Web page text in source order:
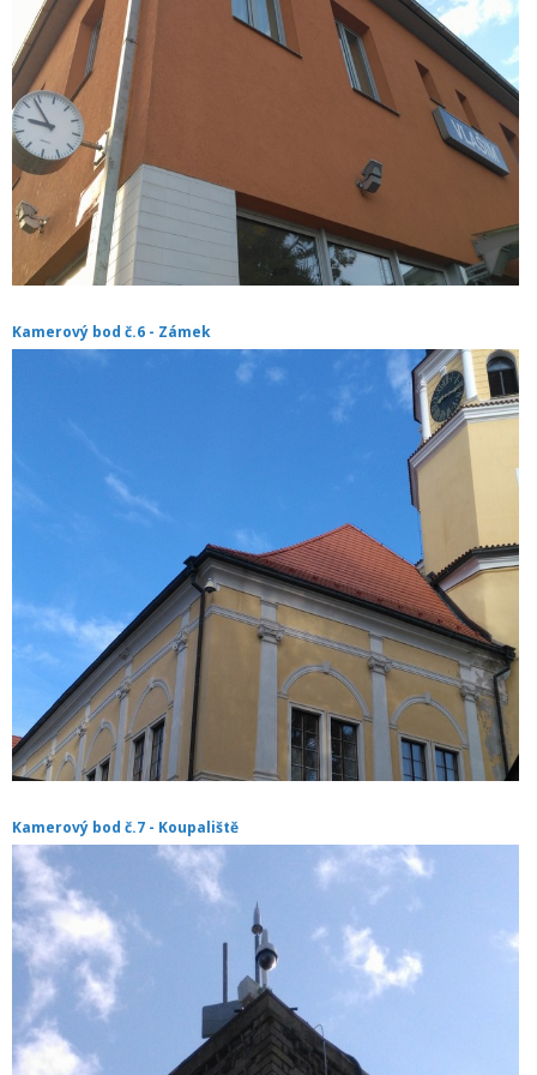
Kamerový bod č.6 - Zámek
Kamerový bod č.7 - Koupaliště